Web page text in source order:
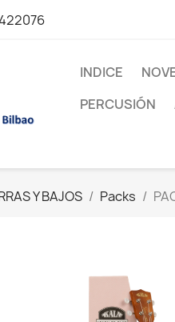
INDICE
PERCUSIÓN
Y BAJOS Packs